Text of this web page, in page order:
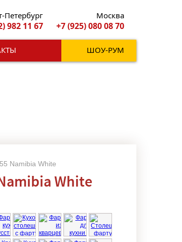
Петербург
982 11 67
Москва
+7 (925) 080 08 70
ШОУ-РУМ
Namibia White
White